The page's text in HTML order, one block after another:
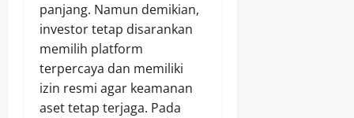
panjang. Namun demikian,
investor tetap disarankan
memilih platform
terpercaya dan memiliki
izin resmi agar keamanan
aset tetap terjaga. Pada